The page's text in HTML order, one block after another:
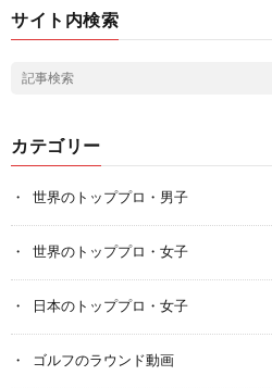
サイト内検索
カテゴリー
世界のトッププロ・男子
世界のトッププロ・女子
日本のトッププロ・女子
ゴルフのラウンド動画